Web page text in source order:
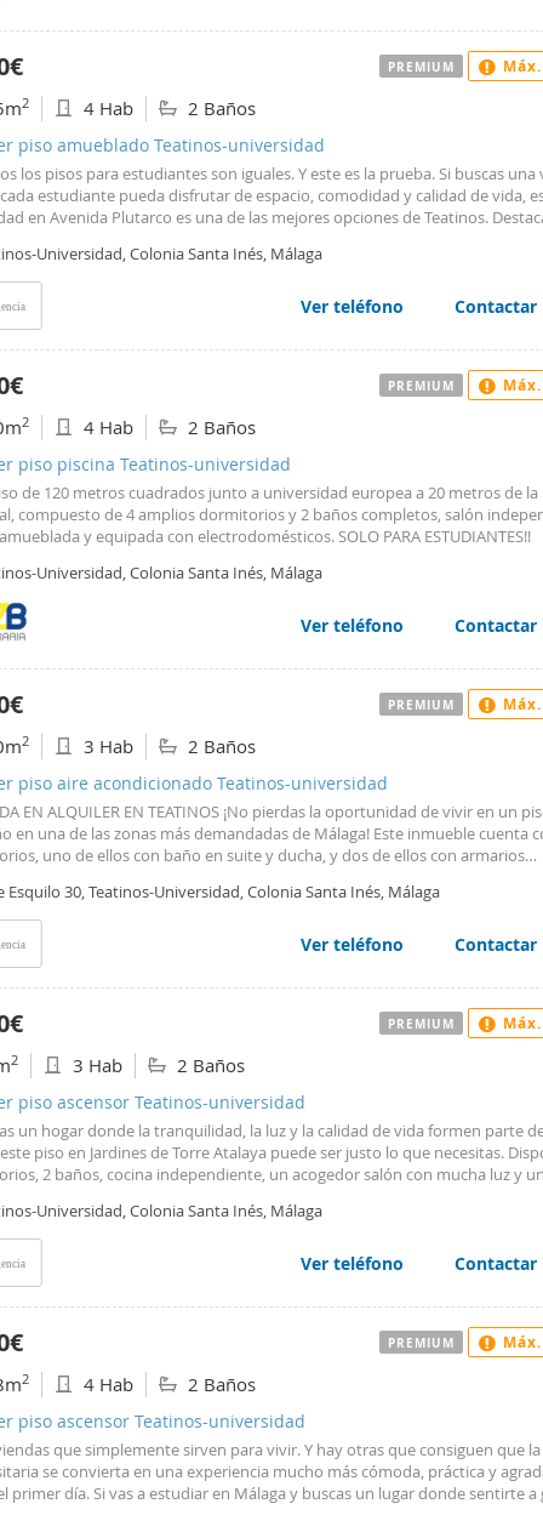
2 4 Hab 2 Baños
piso amueblado Teatinos-universidad
los pisos para estudiantes son iguales. Y este es la prueba. Si buscas una
estudiante pueda disfrutar de espacio, comodidad y calidad de vida,
en Avenida Plutarco es una de las mejores opciones de Teatinos.
principal con vestidor. Además, toda la vivienda es exterior, lo que
entrada de luz natural durante todo el día y una agradable sensación de
estancia. Su amplia cocina, completamente equipada, invita a compartir
y largas conversaciones después de clase. El salón, espacioso y muy
en el punto de encuentro perfecto para disfrutar del tiempo libre. A todo
dos terrazas: una orientada al recinto residencial con vistas a la piscina y
desconectar o estudiar al aire libre, y otra con salida hacia la avenida,
luz y ventilación a la vivienda. La vivienda se encuentra en un excelente
lista para entrar a vivir, dentro de una urbanización con piscina y
La ubicación es otro de sus grandes atractivos: en Avenida
minutos caminando del metro, las universidades, con Mercadona justo
de cafeterías, restaurantes, gimnasios y todos los servicios necesarios
al máximo de la vida universitaria. Condiciones del alquiler: Exclusivo para
Contrato de septiembre a junio. Una mensualidad de honorarios de
de fianza. Pago del mes en curso según la fecha de entrada. Si este curso
diferente a las habituales, con espacio de verdad, muchísima luz natural y
privilegiada en Teatinos, esta es una oportunidad difícil de igualar. Ven a
Universidad, Colonia Santa Inés, Málaga
Ver teléfono Contactar
PREMIUM
2 4 Hab 2 Baños
piso piscina Teatinos-universidad
de 120 metros cuadrados junto a universidad europea a 20 metros de
compuesto de 4 amplios dormitorios y 2 baños completos, salón
y equipada con electrodomésticos. SOLO PARA ESTUDIANTES!!
Universidad, Colonia Santa Inés, Málaga
Ver teléfono Contactar
PREMIUM
2 3 Hab 2 Baños
piso aire acondicionado Teatinos-universidad
EN ALQUILER EN TEATINOS ¡No pierdas la oportunidad de vivir en un
en una de las zonas más demandadas de Málaga! Este inmueble cuenta
uno de ellos con baño en suite y ducha, y dos de ellos con armarios
a terraza es perfecto para disfrutar de momentos de relax en familia o con
ha sido recientemente reformada y equipada con muebles y
y cuenta con un lavadero, cabe destacar que desde el mismo se accede a
de 60 metros dando múltiples posibilidades de uso debido a sus
y características. El recinto privado ofrece piscina y jardines para
tranquilo y relajado y zona de juegos infantiles. La buena
a metro, autobuses y autovía facilitan el desplazamiento por la ciudad.
150 m2 construidos y 110 m2 útiles, y está en perfecto estado de
tiene acceso adaptado a personas con movilidad reducida y es apto para
con movilidad reducida. Incluye una plaza de garaje y trastero en el
de aire acondicionado. ¡No te lo pierdas! y ponte en contacto con nosotros.
nómina fija o aval bancario.
Esquilo 30, Teatinos-Universidad, Colonia Santa Inés, Málaga
Ver teléfono Contactar
PREMIUM
2 3 Hab 2 Baños
piso ascensor Teatinos-universidad
un hogar donde la tranquilidad, la luz y la calidad de vida formen parte
piso en Jardines de Torre Atalaya puede ser justo lo que necesitas.
2 baños, cocina independiente, un acogedor salón con mucha luz y
de descanso. La vivienda incluye además plaza de garaje y trastero, y
una urbanización privada con piscina y zonas comunes, ideales para
libre sin salir de casa. Condiciones del alquiler: 1 mes de fianza. Honorarios
a cargo del propietario. Pago del mes en curso al formalizar la entrada.
acreditar solvencia mediante nóminas, contrato estable o
descubrir un hogar pensado para disfrutar de cada día.
Universidad, Colonia Santa Inés, Málaga
Ver teléfono Contactar
PREMIUM
2 4 Hab 2 Baños
piso ascensor Teatinos-universidad
que simplemente sirven para vivir. Y hay otras que consiguen que
se convierta en una experiencia mucho más cómoda, práctica y
primer día. Si vas a estudiar en Málaga y buscas un lugar donde sentirte a
PREMIUM